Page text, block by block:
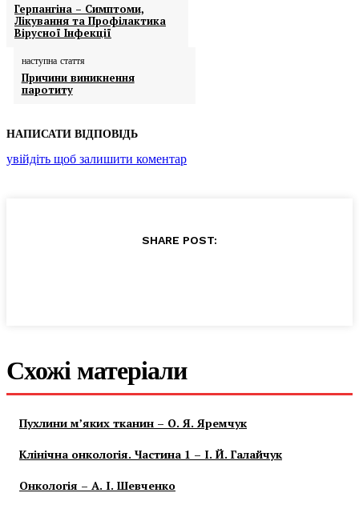
Герпангіна – Симптоми,
Лікування та Профілактика
Вірусної Інфекції
наступна стаття
Причини виникнення
паротиту
НАПИСАТИ ВІДПОВІДЬ
увійдіть щоб залишити коментар
SHARE POST:
Схожі матеріали
Пухлини м’яких тканин – О. Я. Яремчук
Клінічна онкологія. Частина 1 – І. Й. Галайчук
Онкологія – А. І. Шевченко